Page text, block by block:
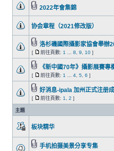
2022年會集錦
协会章程（2021修改版）
洛杉磯國際攝影家協會舉辦
[ 前往頁數: 1 8 9 10 ]
《新中國70年》攝影展賽專
[ 前往頁數: 1 4 5 6 ]
好消息-ipala 加州正式注册
[ 前往頁數: 1 2 ]
主題
板块精华
手机拍摄美景分享专集